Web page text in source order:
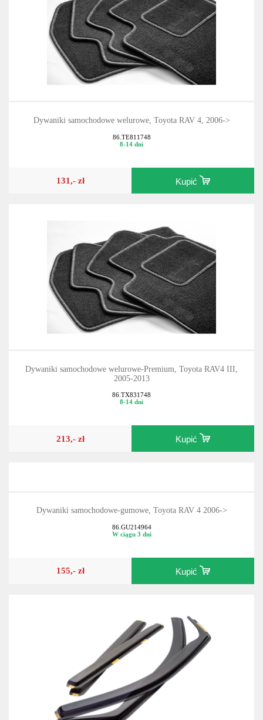
Dywaniki samochodowe welurowe, Toyota RAV 4, 2006->
86.TE811748
8-14 dni
131,- zł Kupić
Dywaniki samochodowe welurowe-Premium, Toyota RAV4 III,
2005-2013
86.TX831748
8-14 dni
213,- zł Kupić
Dywaniki samochodowe-gumowe, Toyota RAV 4 2006->
86.GU214964
W ciągu 3 dni
155,- zł Kupić